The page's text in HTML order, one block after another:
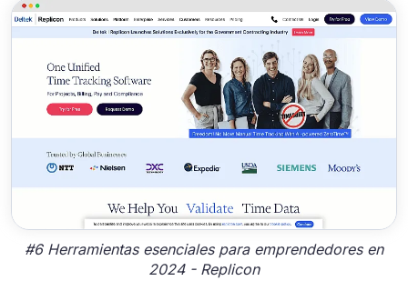
#6 Herramientas esenciales para emprendedores en
2024 - Replicon